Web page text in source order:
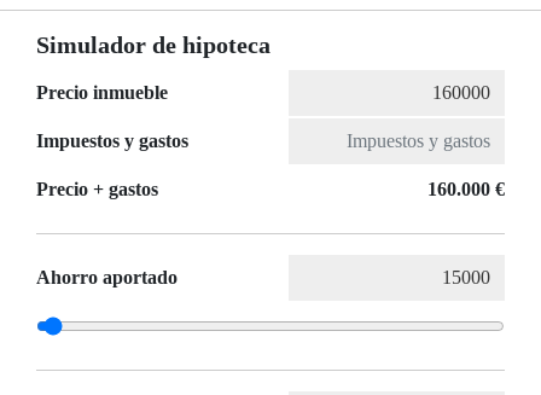
Simulador de hipoteca
Precio inmueble
Impuestos y gastos
Precio + gastos 160.000 €
Ahorro aportado